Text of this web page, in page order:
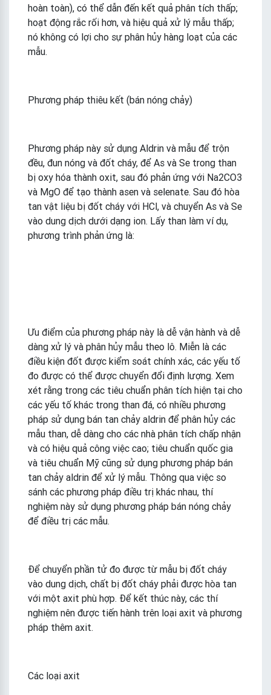
hoàn toàn), có thể dẫn đến kết quả phân tích thấp;
hoạt động rắc rối hơn, và hiệu quả xử lý mẫu thấp;
nó không có lợi cho sự phân hủy hàng loạt của các
mẫu.
Phương pháp thiêu kết (bán nóng chảy)
Phương pháp này sử dụng Aldrin và mẫu để trộn
đều, đun nóng và đốt cháy, để As và Se trong than
bị oxy hóa thành oxit, sau đó phản ứng với Na2CO3
và MgO để tạo thành asen và selenate. Sau đó hòa
tan vật liệu bị đốt cháy với HCl, và chuyển As và Se
vào dung dịch dưới dạng ion. Lấy than làm ví dụ,
phương trình phản ứng là:
Ưu điểm của phương pháp này là dễ vận hành và dễ
dàng xử lý và phân hủy mẫu theo lô. Miễn là các
điều kiện đốt được kiểm soát chính xác, các yếu tố
đo được có thể được chuyển đổi định lượng. Xem
xét rằng trong các tiêu chuẩn phân tích hiện tại cho
các yếu tố khác trong than đá, có nhiều phương
pháp sử dụng bán tan chảy aldrin để phân hủy các
mẫu than, dễ dàng cho các nhà phân tích chấp nhận
và có hiệu quả công việc cao; tiêu chuẩn quốc gia
và tiêu chuẩn Mỹ cũng sử dụng phương pháp bán
tan chảy aldrin để xử lý mẫu. Thông qua việc so
sánh các phương pháp điều trị khác nhau, thí
nghiệm này sử dụng phương pháp bán nóng chảy
để điều trị các mẫu.
Để chuyển phần tử đo được từ mẫu bị đốt cháy
vào dung dịch, chất bị đốt cháy phải được hòa tan
với một axit phù hợp. Để kết thúc này, các thí
nghiệm nên được tiến hành trên loại axit và phương
pháp thêm axit.
Các loại axit